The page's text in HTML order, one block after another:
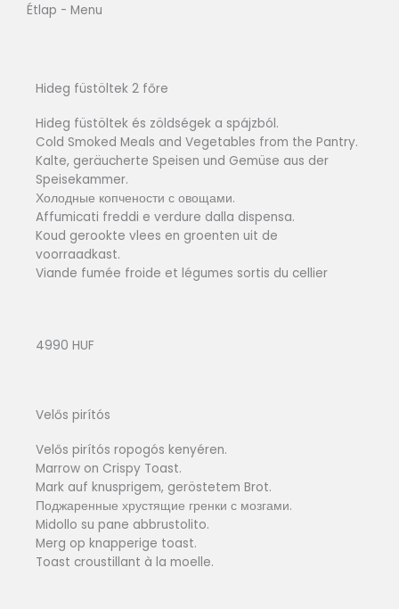
Étlap - Menu
Hideg füstöltek 2 főre
Hideg füstöltek és zöldségek a spájzból.
Cold Smoked Meals and Vegetables from the Pantry.
Kalte, geräucherte Speisen und Gemüse aus der
Speisekammer.
Холодные копчености с овощами.
Affumicati freddi e verdure dalla dispensa.
Koud gerookte vlees en groenten uit de
voorraadkast.
Viande fumée froide et légumes sortis du cellier
4990 HUF
Velős pirítós
Velős pirítós ropogós kenyéren.
Marrow on Crispy Toast.
Mark auf knusprigem, geröstetem Brot.
Поджаренные хрустящие гренки с мозгами.
Midollo su pane abbrustolito.
Merg op knapperige toast.
Toast croustillant à la moelle.